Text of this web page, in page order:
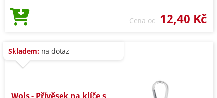
Cena od 12,40 Kč
Skladem: na dotaz
Wols - Přívěsek na klíče s